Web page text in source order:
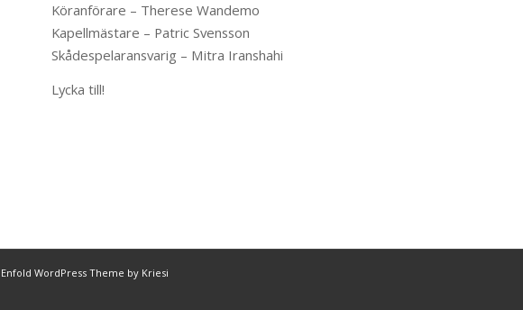
Köranförare – Therese Wandemo
Kapellmästare – Patric Svensson
Skådespelaransvarig – Mitra Iranshahi
Lycka till!
Enfold WordPress Theme by Kriesi